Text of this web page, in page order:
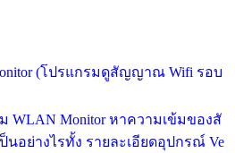
(โปรแกรมดูสัญญาณ Wifi รอบ
WLAN Monitor หาความเข้มของสั
นอย่างไรทั้ง รายละเอียดอุปกรณ์ Ve